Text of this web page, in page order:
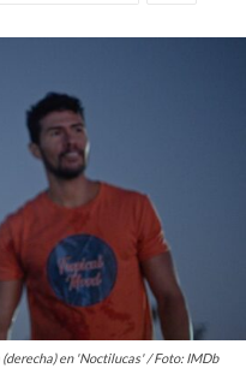
en 'Noctilucas' / Foto: IMDb